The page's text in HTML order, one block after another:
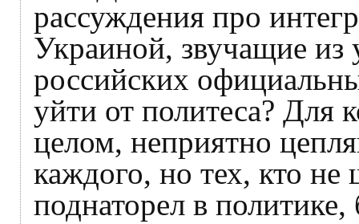
рассуждения про
Украиной, звучащие из
российских
уйти от политеса? Для
целом, неприятно
каждого, но тех, кто не
поднаторел в